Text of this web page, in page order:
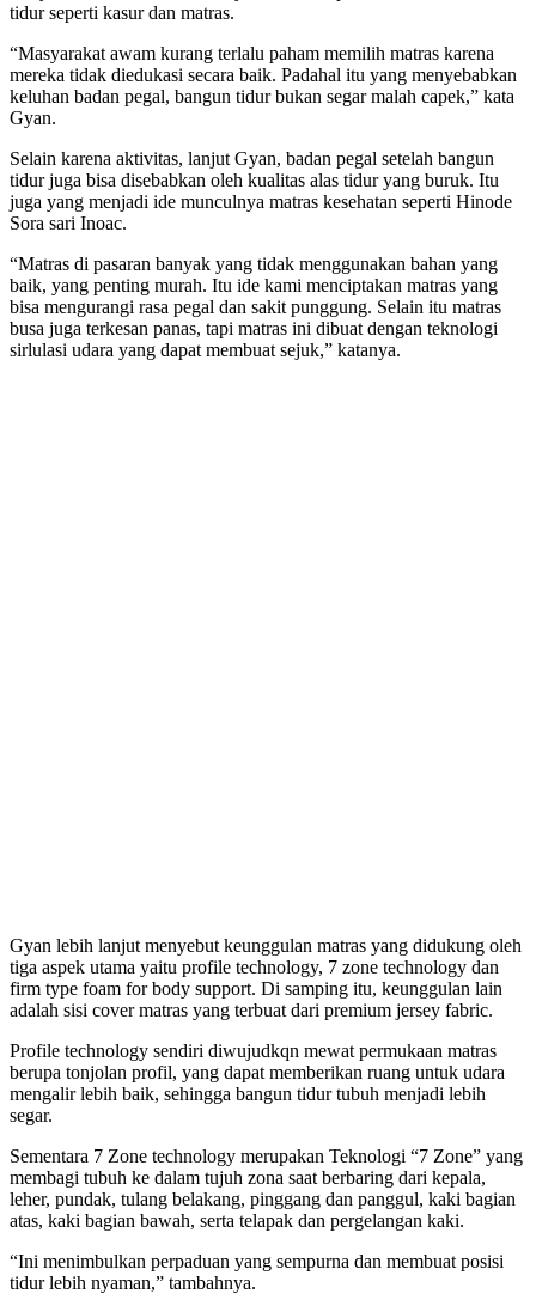
tidur seperti kasur dan matras.
“Masyarakat awam kurang terlalu paham memilih matras karena
mereka tidak diedukasi secara baik. Padahal itu yang menyebabkan
keluhan badan pegal, bangun tidur bukan segar malah capek,” kata
Gyan.
Selain karena aktivitas, lanjut Gyan, badan pegal setelah bangun
tidur juga bisa disebabkan oleh kualitas alas tidur yang buruk. Itu
juga yang menjadi ide munculnya matras kesehatan seperti Hinode
Sora sari Inoac.
“Matras di pasaran banyak yang tidak menggunakan bahan yang
baik, yang penting murah. Itu ide kami menciptakan matras yang
bisa mengurangi rasa pegal dan sakit punggung. Selain itu matras
busa juga terkesan panas, tapi matras ini dibuat dengan teknologi
sirlulasi udara yang dapat membuat sejuk,” katanya.
Gyan lebih lanjut menyebut keunggulan matras yang didukung oleh
tiga aspek utama yaitu profile technology, 7 zone technology dan
firm type foam for body support. Di samping itu, keunggulan lain
adalah sisi cover matras yang terbuat dari premium jersey fabric.
Profile technology sendiri diwujudkqn mewat permukaan matras
berupa tonjolan profil, yang dapat memberikan ruang untuk udara
mengalir lebih baik, sehingga bangun tidur tubuh menjadi lebih
segar.
Sementara 7 Zone technology merupakan Teknologi “7 Zone” yang
membagi tubuh ke dalam tujuh zona saat berbaring dari kepala,
leher, pundak, tulang belakang, pinggang dan panggul, kaki bagian
atas, kaki bagian bawah, serta telapak dan pergelangan kaki.
“Ini menimbulkan perpaduan yang sempurna dan membuat posisi
tidur lebih nyaman,” tambahnya.